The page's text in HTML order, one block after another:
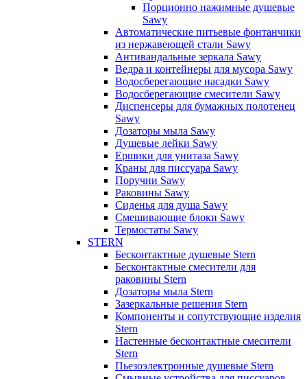
Порционно нажимные душевые
Sawy
Автоматические питьевые фонтанчики
из нержавеющей стали Sawy
Антивандальные зеркала Sawy
Ведра и контейнеры для мусора Sawy
Водосберегающие насадки Sawy
Водосберегающие смесители Sawy
Диспенсеры для бумажных полотенец
Sawy
Дозаторы мыла Sawy
Душевые лейки Sawy
Ершики для унитаза Sawy
Краны для писсуара Sawy
Поручни Sawy
Раковины Sawy
Сиденья для душа Sawy
Смешивающие блоки Sawy
Термостаты Sawy
STERN
Бесконтактные душевые Stern
Бесконтактные смесители для
раковины Stern
Дозаторы мыла Stern
Зазеркальные решения Stern
Компоненты и сопутствующие изделия
Stern
Настенные бесконтактные смесители
Stern
Пьезоэлектронные душевые Stern